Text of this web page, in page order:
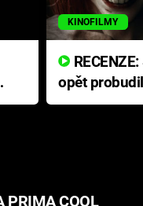
KINOFILMY
opět
přichází s
PRIMA COOL